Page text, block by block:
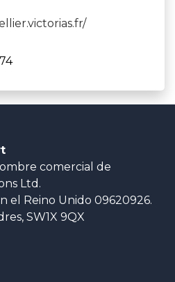
comercial de
Ltd.
el Reino Unido 09620926.
SW1X 9QX